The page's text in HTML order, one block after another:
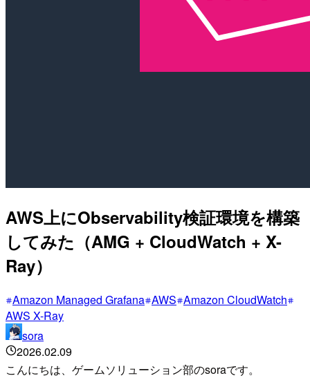
AWS上にObservability検証環境を構築
してみた（AMG + CloudWatch + X-
Ray）
Amazon Managed Grafana AWS Amazon CloudWatch
AWS X-Ray
sora
2026.02.09
こんにちは、ゲームソリューション部のsoraです。